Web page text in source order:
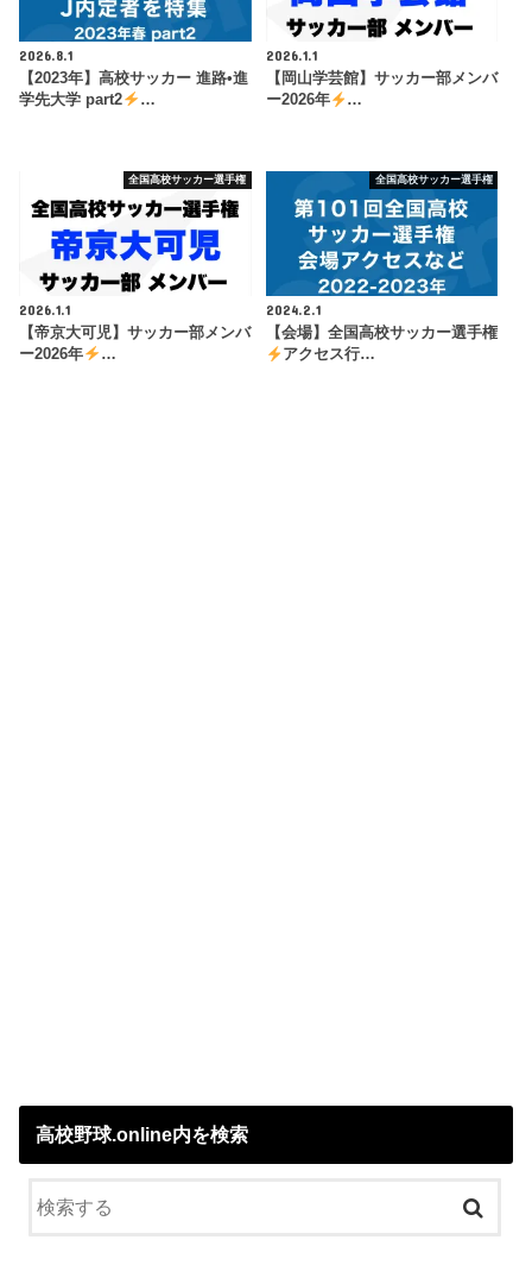
2026.8.1
【2023年】高校サッカー 進路•進
学先大学 part2
…
2026.1.1
【岡山学芸館】サッカー部メンバ
ー2026年
…
全国高校サッカー選手権
2026.1.1
【帝京大可児】サッカー部メンバ
ー2026年
…
全国高校サッカー選手権
2024.2.1
【会場】全国高校サッカー選手権
アクセス行…
高校野球.online内を検索